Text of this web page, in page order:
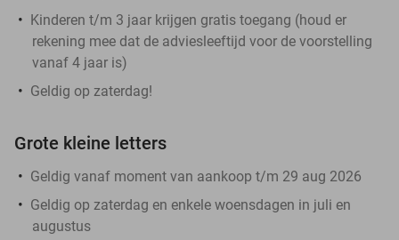
Kinderen t/m 3 jaar krijgen gratis toegang (houd er
rekening mee dat de adviesleeftijd voor de voorstelling
vanaf 4 jaar is)
Geldig op zaterdag!
Grote kleine letters
Geldig vanaf moment van aankoop t/m 29 aug 2026
Geldig op zaterdag en enkele woensdagen in juli en
augustus